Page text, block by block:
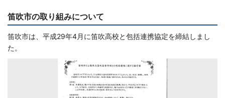
笛吹市の取り組みについて
笛吹市は、平成29年4月に笛吹高校と包括連携協定を締結しまし
た。